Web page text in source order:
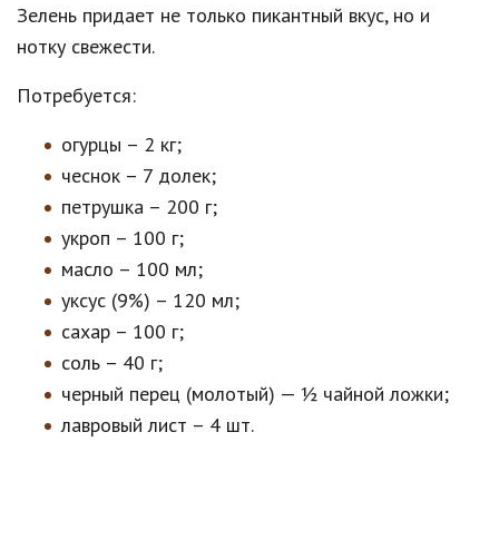
Зелень придает не только пикантный вкус, но и
нотку свежести.
Потребуется:
огурцы – 2 кг;
чеснок – 7 долек;
петрушка – 200 г;
укроп – 100 г;
масло – 100 мл;
уксус (9%) – 120 мл;
сахар – 100 г;
соль – 40 г;
черный перец (молотый) — ½ чайной ложки;
лавровый лист – 4 шт.